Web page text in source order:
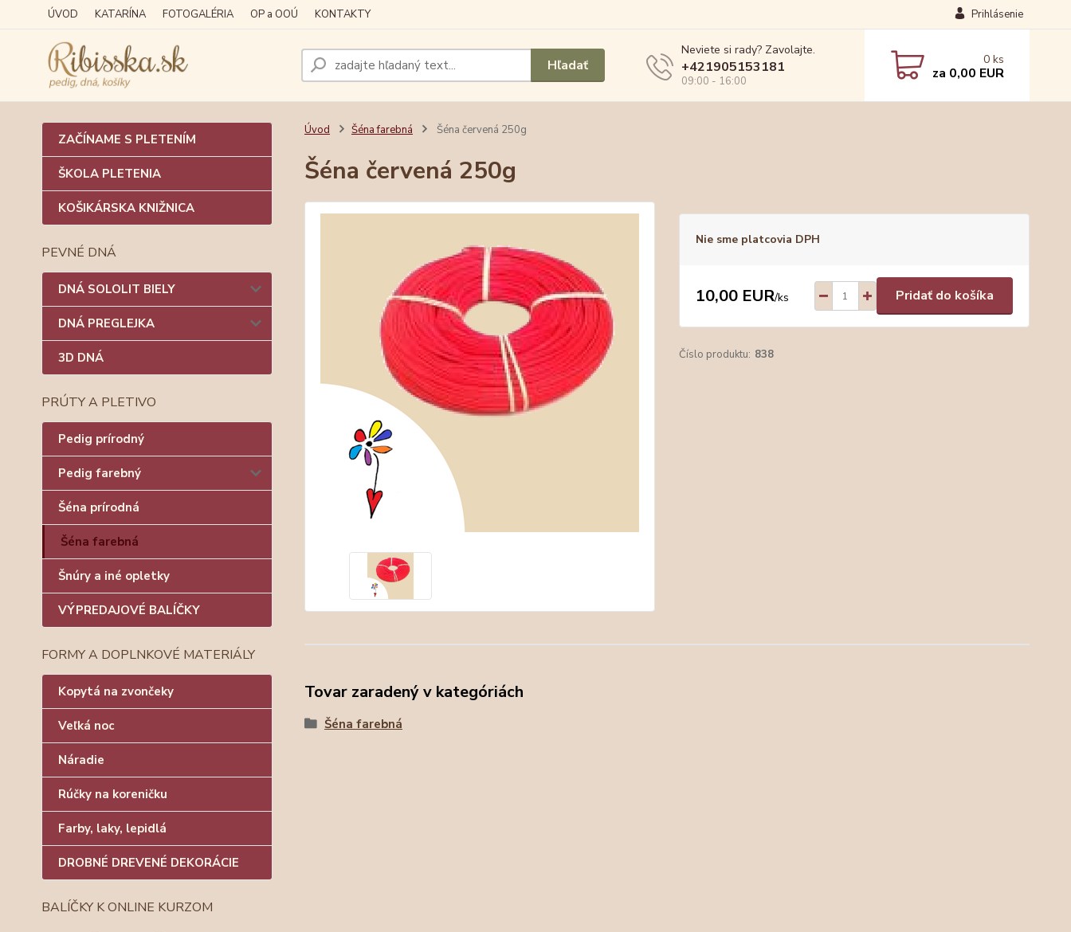
ÚVOD KATARÍNA FOTOGALÉRIA OP a OOÚ KONTAKTY Prihlásenie
Hľadať
Neviete si rady? Zavolajte.
+421905153181
09:00 - 16:00
0 ks
za 0,00 EUR
ZAČÍNAME S PLETENÍM
ŠKOLA PLETENIA
KOŠIKÁRSKA KNIŽNICA
PEVNÉ DNÁ
DNÁ SOLOLIT BIELY
DNÁ PREGLEJKA
3D DNÁ
PRÚTY A PLETIVO
Pedig prírodný
Pedig farebný
Šéna prírodná
Šéna farebná
Šnúry a iné opletky
VÝPREDAJOVÉ BALÍČKY
FORMY A DOPLNKOVÉ MATERIÁLY
Kopytá na zvončeky
Veľká noc
Náradie
Rúčky na koreničku
Farby, laky, lepidlá
DROBNÉ DREVENÉ DEKORÁCIE
BALÍČKY K ONLINE KURZOM
Úvod Šéna farebná Šéna červená 250g
Šéna červená 250g
Nie sme platcovia DPH
10,00 EUR/ks Pridať do košíka
Číslo produktu: 838
Tovar zaradený v kategóriách
Šéna farebná